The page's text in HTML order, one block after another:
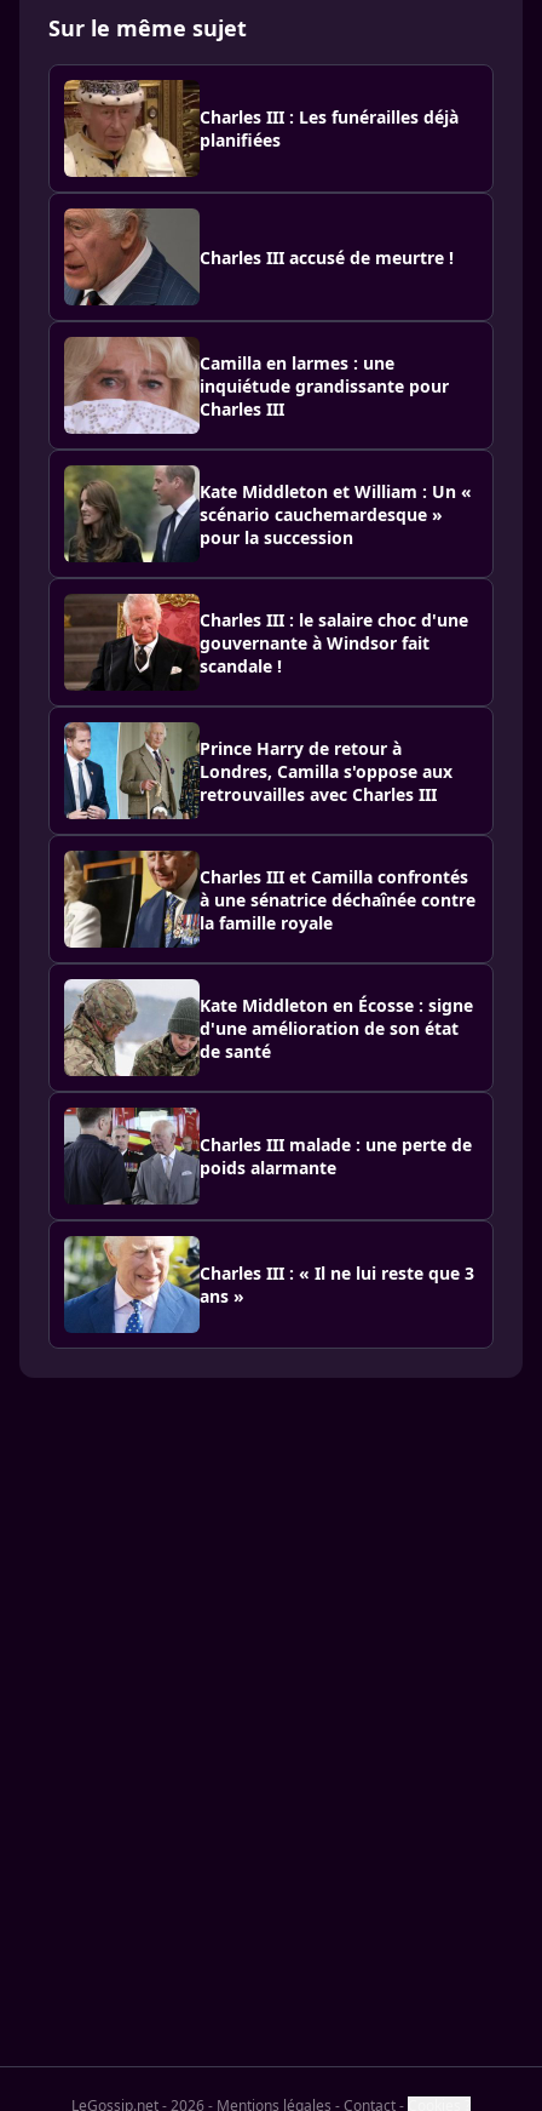
Sur le même sujet
Charles III : Les funérailles déjà
planifiées
Charles III accusé de meurtre !
Camilla en larmes : une
inquiétude grandissante pour
Charles III
Kate Middleton et William : Un «
scénario cauchemardesque »
pour la succession
Charles III : le salaire choc d'une
gouvernante à Windsor fait
scandale !
Prince Harry de retour à
Londres, Camilla s'oppose aux
retrouvailles avec Charles III
Charles III et Camilla confrontés
à une sénatrice déchaînée contre
la famille royale
Kate Middleton en Écosse : signe
d'une amélioration de son état
de santé
Charles III malade : une perte de
poids alarmante
Charles III : « Il ne lui reste que 3
ans »
LeGossip.net - 2026- Mentions légales -Contact-